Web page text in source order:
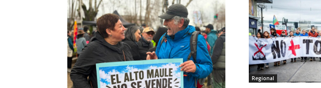
Regional